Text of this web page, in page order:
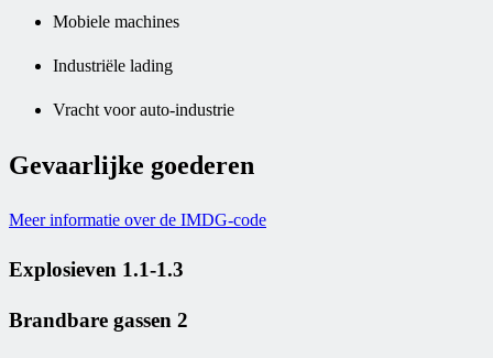
Mobiele machines
Industriële lading
Vracht voor auto-industrie
Gevaarlijke goederen
Meer informatie over de IMDG-code
Explosieven 1.1-1.3
Brandbare gassen 2